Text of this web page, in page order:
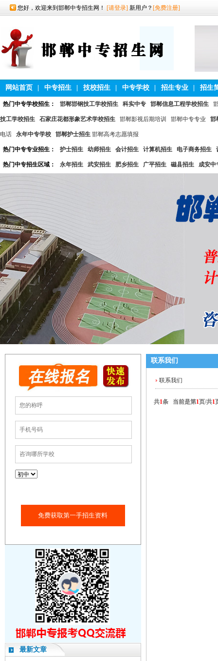
您好，欢迎来到邯郸中专招生网！ [请登录] 新用户？ [免费注册]
网站首页 中专招生 技校招生 中专学校 招生专业 招生
热门中专学校招生： 邯郸邯钢技工学校招生 科实中专 邯郸信息工程学校招生
技工学校招生 石家庄花都形象艺术学校招生 邯郸影视后期培训 邯郸中专专业 邯
电话 永年中专学校 邯郸护士招生 邯郸高考志愿填报
热门中专专业招生： 护士招生 幼师招生 会计招生 计算机招生 电子商务招生
热门中专招生区域： 永年招生 武安招生 肥乡招生 广平招生 磁县招生 成安中
免费获取第一手招生资料
最新文章
联系我们
联系我们
共1条 当前是第1页/共1